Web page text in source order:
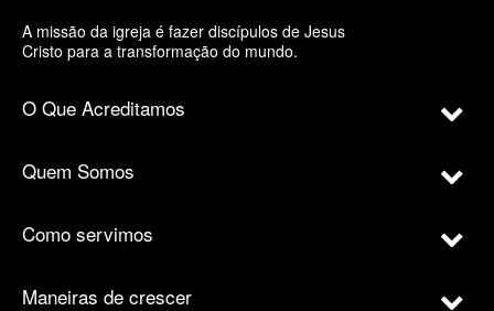
A missão da igreja é fazer discípulos de Jesus
Cristo para a transformação do mundo.
O Que Acreditamos
Quem Somos
Como servimos
Maneiras de crescer